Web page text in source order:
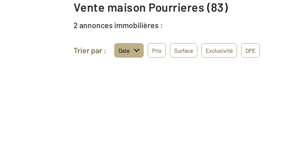
Vente maison Pourrieres (83)
2 annonces immobilières :
Trier par : Date Prix Surface Exclusivité DPE